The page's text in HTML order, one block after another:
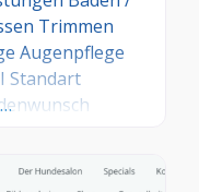
Trimmen
Augenpflege
Standart